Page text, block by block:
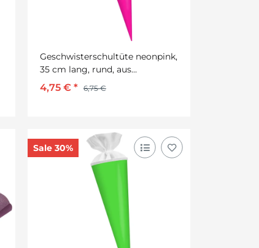
Geschwisterschultüte neonpink,
35 cm lang, rund, aus
Fotokarton, 1 Stück
4,75 € * 6,75 €
Sale 30%